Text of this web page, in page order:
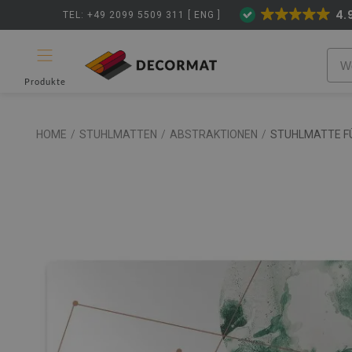
TEL: +49 2099 5509 311 [ ENG ]
Produkte
HOME / STUHLMATTEN / ABSTRAKTIONEN / STUHLMATTE